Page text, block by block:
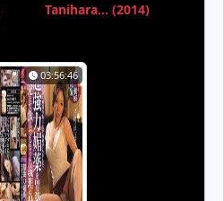
Tanihara... (2014)
03:56:46